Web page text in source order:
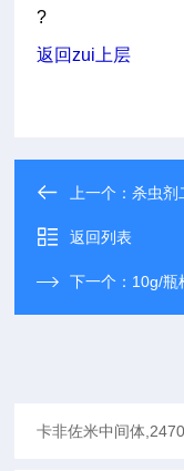
?
返回zui上层
上一个：杀虫剂
返回列表
下一个： 10g/瓶